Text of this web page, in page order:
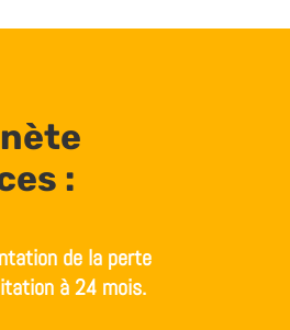
:
de la perte
à 24 mois.